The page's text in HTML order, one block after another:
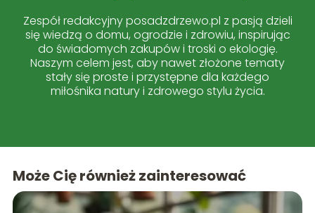
Zespół redakcyjny posadzdrzewo.pl z pasją dzieli
się wiedzą o domu, ogrodzie i zdrowiu, inspirując
do świadomych zakupów i troski o ekologię.
Naszym celem jest, aby nawet złożone tematy
stały się proste i przystępne dla każdego
miłośnika natury i zdrowego stylu życia.
Może Cię również zainteresować